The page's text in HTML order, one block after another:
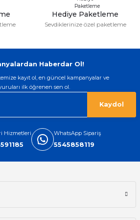
Hediye Paketleme
Sevdiklerinize özel paketleme
Haberdar Ol!
kayıt ol, en güncel kampanyalar ve
ilk öğrenen sen ol.
Kaydol
Hizmetleri WhatsApp Sipariş
5545858119